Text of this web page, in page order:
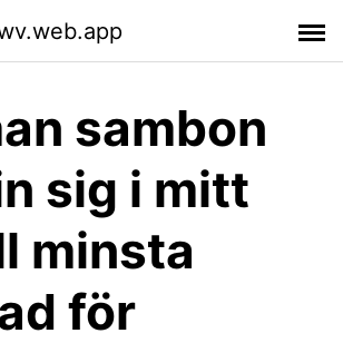
sambon
sig i mitt
minsta
för